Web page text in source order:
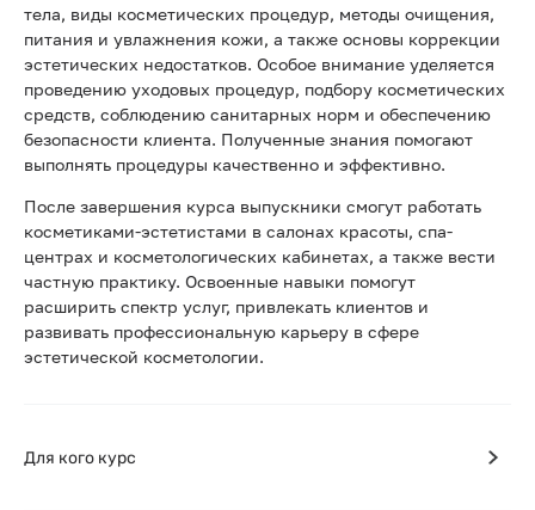
тела, виды косметических процедур, методы очищения,
питания и увлажнения кожи, а также основы коррекции
эстетических недостатков. Особое внимание уделяется
проведению уходовых процедур, подбору косметических
средств, соблюдению санитарных норм и обеспечению
безопасности клиента. Полученные знания помогают
выполнять процедуры качественно и эффективно.
После завершения курса выпускники смогут работать
косметиками-эстетистами в салонах красоты, спа-
центрах и косметологических кабинетах, а также вести
частную практику. Освоенные навыки помогут
расширить спектр услуг, привлекать клиентов и
развивать профессиональную карьеру в сфере
эстетической косметологии.
Для кого курс